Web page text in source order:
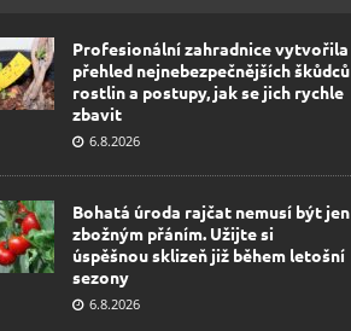
Profesionální zahradnice vytvořila
přehled nejnebezpečnějších škůdců
rostlin a postupy, jak se jich rychle
zbavit
6.8.2026
Bohatá úroda rajčat nemusí být jen
zbožným přáním. Užijte si
úspěšnou sklizeň již během letošní
sezony
6.8.2026